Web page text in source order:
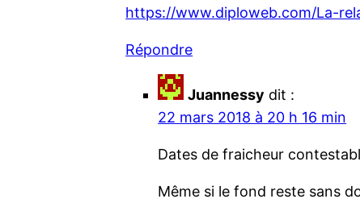
https://www.diploweb.com/La-
Répondre
Juannessy dit :
22 mars 2018 à 20 h 16 min
Dates de fraicheur
Même si le fond reste sans